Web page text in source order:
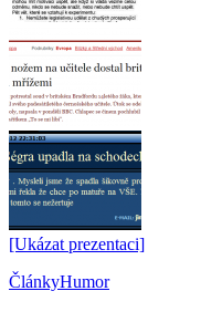
[Ukázat prezentaci]
ČlánkyHumor